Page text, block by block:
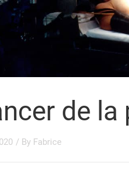
de la
/ By Fabrice